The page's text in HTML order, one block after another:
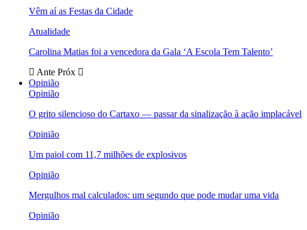
Vêm aí as Festas da Cidade
Atualidade
Carolina Matias foi a vencedora da Gala ‘A Escola Tem Talento’
Ante Próx
Opinião
Opinião
O grito silencioso do Cartaxo — passar da sinalização à ação implacável
Opinião
Um paiol com 11,7 milhões de explosivos
Opinião
Mergulhos mal calculados: um segundo que pode mudar uma vida
Opinião